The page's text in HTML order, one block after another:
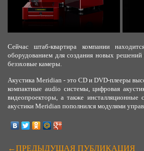
Сейчас штаб-квартира компании
оборудованием для создания новых
безэховые камеры.
Акустика Meridian - это CD и DVD-плееры
компактные audio системы, цифровая
видеопроекторы, а также
акустики Meridian пополнился модулями
←ПРЕДЫДУЩАЯ ПУБЛИКАЦИЯ